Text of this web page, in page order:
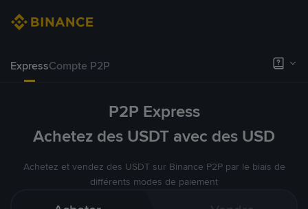
ExpressCompte P2P
P2P Express
Achetez des USDT avec des USD
Achetez et vendez des USDT sur Binance P2P par le biais de
différents modes de paiement